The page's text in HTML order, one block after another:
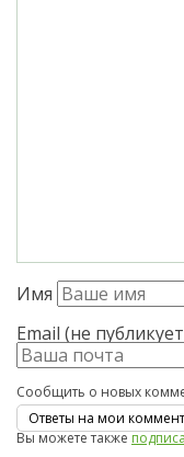
Имя
Email (не
Сообщить о новых
Вы можете также